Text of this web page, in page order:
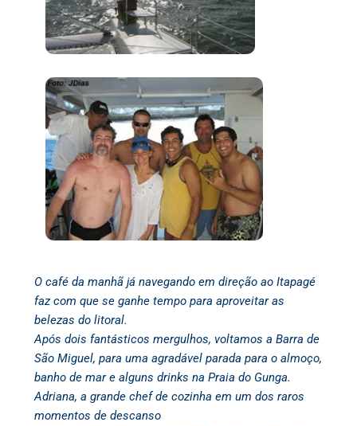
O café da manhã já navegando em direção ao Itapagé
faz com que se ganhe tempo para aproveitar as
belezas do litoral.
Após dois fantásticos mergulhos, voltamos a Barra de
São Miguel, para uma agradável parada para o almoço,
banho de mar e alguns drinks na Praia do Gunga.
Adriana, a grande chef de cozinha em um dos raros
momentos de descanso